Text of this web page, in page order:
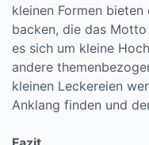
kleinen Formen
backen, die das
es sich um kleine
andere
kleinen Leckereien
Anklang finden und